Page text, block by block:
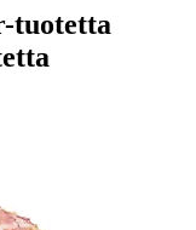
tuotetta